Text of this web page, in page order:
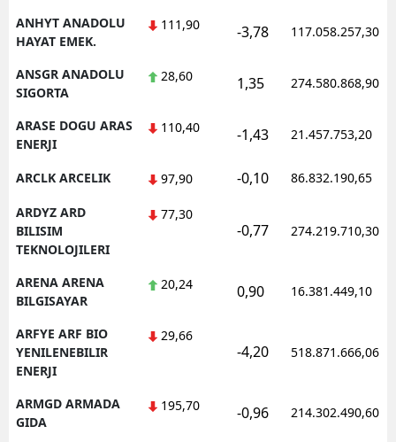
ANHYT ANADOLU
HAYAT EMEK.
111,90 -3,78 117.058.257,30
ANSGR ANADOLU
SIGORTA
28,60 1,35 274.580.868,90
ARASE DOGU ARAS
ENERJI
110,40 -1,43 21.457.753,20
ARCLK ARCELIK 97,90 -0,10 86.832.190,65
ARDYZ ARD
BILISIM
TEKNOLOJILERI
77,30
-0,77 274.219.710,30
ARENA ARENA
BILGISAYAR
20,24 0,90 16.381.449,10
ARFYE ARF BIO
YENILENEBILIR
ENERJI
29,66
-4,20 518.871.666,06
ARMGD ARMADA
GIDA
195,70 -0,96 214.302.490,60